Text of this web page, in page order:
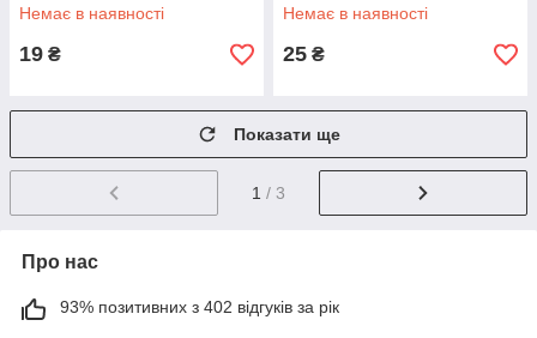
Немає в наявності
19 ₴
Немає в наявності
25 ₴
Показати ще
1 / 3
Про нас
93% позитивних з 402 відгуків за рік